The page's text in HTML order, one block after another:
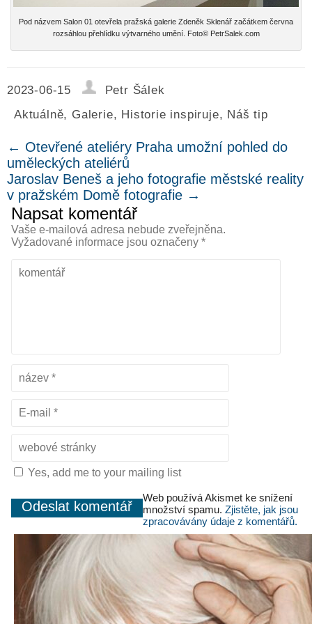
Pod názvem Salon 01 otevřela pražská galerie Zdeněk Sklenář začátkem června
rozsáhlou přehlídku výtvarného umění. Foto© PetrSalek.com
2023-06-15
Petr Šálek
Aktuálně, Galerie, Historie inspiruje, Náš tip
← Otevřené ateliéry Praha umožní pohled do
uměleckých ateliérů
Jaroslav Beneš a jeho fotografie městské reality
v pražském Domě fotografie →
Napsat komentář
Vaše e-mailová adresa nebude zveřejněna.
Vyžadované informace jsou označeny *
Yes, add me to your mailing list
Web používá Akismet ke snížení
množství spamu. Zjistěte, jak jsou
zpracovávány údaje z komentářů.